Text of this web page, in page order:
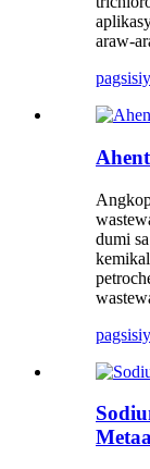
araw-
dumi